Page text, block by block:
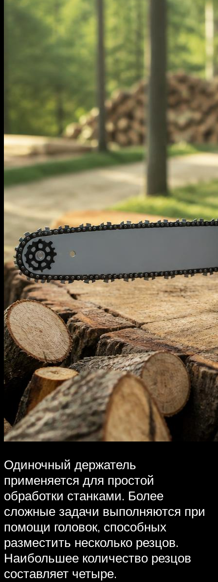
Одиночный держатель
применяется для простой
обработки станками. Более
сложные задачи выполняются при
помощи головок, способных
разместить несколько резцов.
Наибольшее количество резцов
составляет четыре.